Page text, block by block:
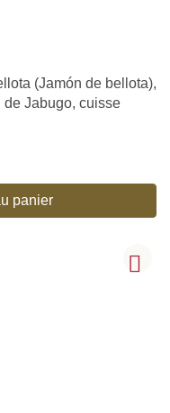
(Jamón de bellota),
de Jabugo, cuisse
panier